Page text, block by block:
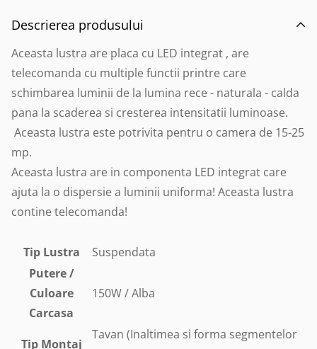
Descrierea produsului
Aceasta lustra are placa cu LED integrat , are
telecomanda cu multiple functii printre care
schimbarea luminii de la lumina rece - naturala - calda
pana la scaderea si cresterea intensitatii luminoase.
Aceasta lustra este potrivita pentru o camera de 15-25
mp.
Aceasta lustra are in componenta LED integrat care
ajuta la o dispersie a luminii uniforma! Aceasta lustra
contine telecomanda!
Tip Lustra
Suspendata
Putere /
Culoare
Carcasa
150W / Alba
Tip Montaj
Tavan (Inaltimea si forma segmentelor